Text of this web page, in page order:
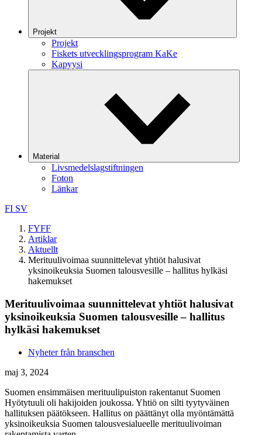
Projekt
Projekt
Fiskets utvecklingsprogram KaKe
Kapyysi
Material
Livsmedelslagstiftningen
Foton
Länkar
FI SV
FYFF
Artiklar
Aktuellt
Merituulivoimaa suunnittelevat yhtiöt halusivat
yksinoikeuksia Suomen talousvesille – hallitus hylkäsi
hakemukset
Merituulivoimaa suunnittelevat yhtiöt halusivat
yksinoikeuksia Suomen talousvesille – hallitus
hylkäsi hakemukset
Nyheter från branschen
maj 3, 2024
Suomen ensimmäisen merituulipuiston rakentanut Suomen
Hyötytuuli oli hakijoiden joukossa. Yhtiö on silti tyytyväinen
hallituksen päätökseen. Hallitus on päättänyt olla myöntämättä
yksinoikeuksia Suomen talousvesialueelle merituulivoiman